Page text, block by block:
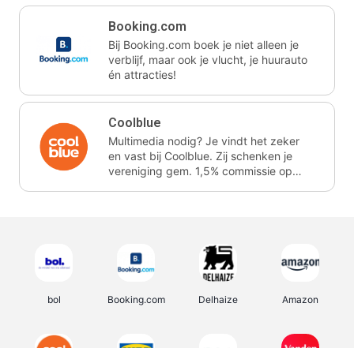
Booking.com
Bij Booking.com boek je niet alleen je
verblijf, maar ook je vlucht, je huurauto
én attracties!
Coolblue
Multimedia nodig? Je vindt het zeker
en vast bij Coolblue. Zij schenken je
vereniging gem. 1,5% commissie op
bol Booking.com Delhaize Amazon